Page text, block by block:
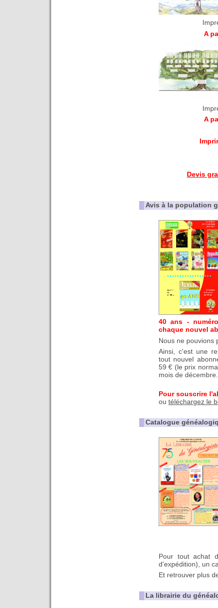
A
A
Devis
Avis à la population
40 ans -
chaque nouvel
Nous ne pouvions
Ainsi, c'est une
tout nouvel
59 € (le prix
mois de
Pour souscrire
ou téléchargez le
Catalogue
Pour tout achat
d'expédition), un
Et retrouver plus
La librairie du